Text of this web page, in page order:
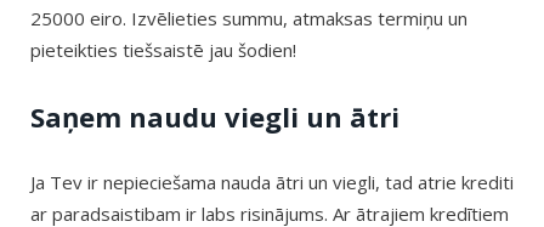
25000 eiro. Izvēlieties summu, atmaksas termiņu un
pieteikties tiešsaistē jau šodien!
Saņem naudu viegli un ātri
Ja Tev ir nepieciešama nauda ātri un viegli, tad atrie krediti
ar paradsaistibam ir labs risinājums. Ar ātrajiem kredītiem